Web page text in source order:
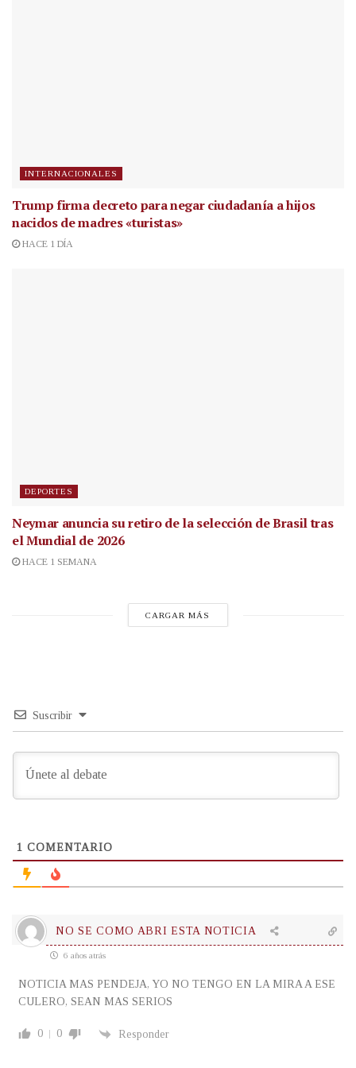
INTERNACIONALES
Trump firma decreto para negar ciudadanía a hijos
nacidos de madres «turistas»
HACE 1 DÍA
DEPORTES
Neymar anuncia su retiro de la selección de Brasil tras
el Mundial de 2026
HACE 1 SEMANA
CARGAR MÁS
Suscribir
1 COMENTARIO
NO SE COMO ABRI ESTA NOTICIA
6 años atrás
NOTICIA MAS PENDEJA, YO NO TENGO EN LA MIRA A ESE
CULERO, SEAN MAS SERIOS
0 0 Responder